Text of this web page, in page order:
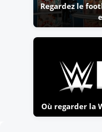
Regardez le
Où regarder la